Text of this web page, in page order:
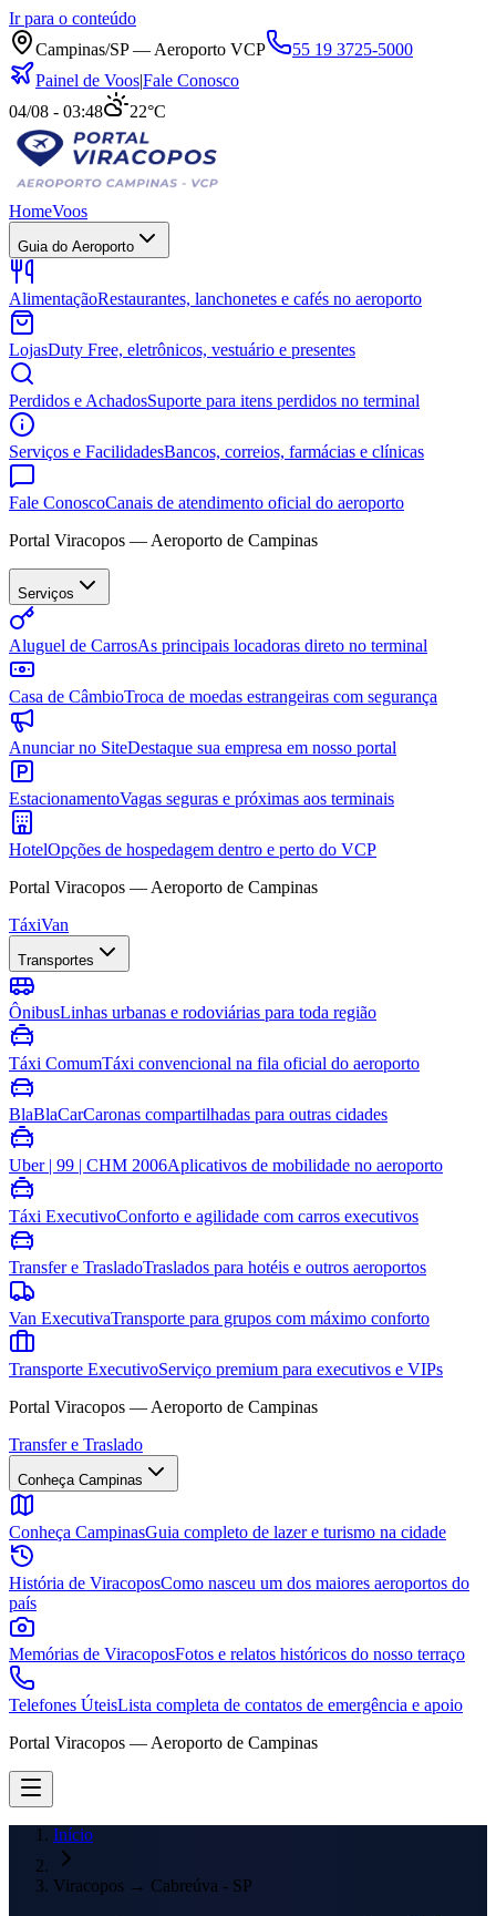
Ir para o conteúdo
Campinas/SP — Aeroporto VCP
55 19 3725-5000
Painel de Voos|Fale Conosco
04/08 - 03:48
22°C
HomeVoos
Guia do Aeroporto
AlimentaçãoRestaurantes, lanchonetes e cafés no aeroporto
LojasDuty Free, eletrônicos, vestuário e presentes
Perdidos e AchadosSuporte para itens perdidos no terminal
Serviços e FacilidadesBancos, correios, farmácias e clínicas
Fale ConoscoCanais de atendimento oficial do aeroporto
Portal Viracopos — Aeroporto de Campinas
Serviços
Aluguel de CarrosAs principais locadoras direto no terminal
Casa de CâmbioTroca de moedas estrangeiras com segurança
Anunciar no SiteDestaque sua empresa em nosso portal
EstacionamentoVagas seguras e próximas aos terminais
HotelOpções de hospedagem dentro e perto do VCP
Portal Viracopos — Aeroporto de Campinas
TáxiVan
Transportes
ÔnibusLinhas urbanas e rodoviárias para toda região
Táxi ComumTáxi convencional na fila oficial do aeroporto
BlaBlaCarCaronas compartilhadas para outras cidades
Uber | 99 | CHM 2006Aplicativos de mobilidade no aeroporto
Táxi ExecutivoConforto e agilidade com carros executivos
Transfer e TrasladoTraslados para hotéis e outros aeroportos
Van ExecutivaTransporte para grupos com máximo conforto
Transporte ExecutivoServiço premium para executivos e VIPs
Portal Viracopos — Aeroporto de Campinas
Transfer e Traslado
Conheça Campinas
Conheça CampinasGuia completo de lazer e turismo na cidade
História de ViracoposComo nasceu um dos maiores aeroportos do
país
Memórias de ViracoposFotos e relatos históricos do nosso terraço
Telefones ÚteisLista completa de contatos de emergência e apoio
Portal Viracopos — Aeroporto de Campinas
Início
Viracopos → Cabreúva - SP